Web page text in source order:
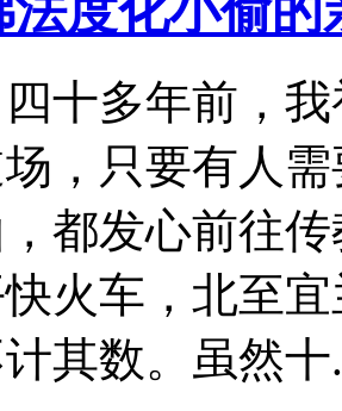
多年前，我
，只要有人
都发心前往
火车，北至
其数。虽然十